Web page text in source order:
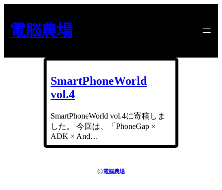
を
ス
ッ
電脳農場
SmartPhoneWorld
vol.4
SmartPhoneWorld vol.4に寄稿しま
した。 今回は、「PhoneGap ×
ADK × And…
©電脳農場